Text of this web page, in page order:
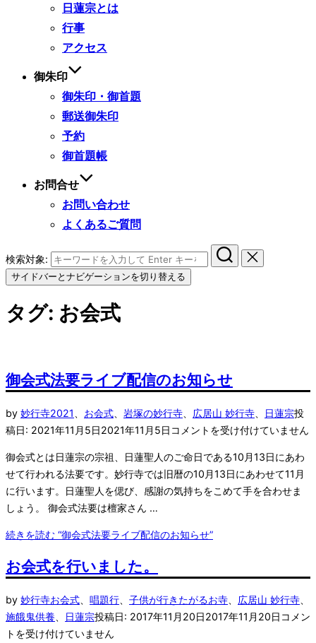
日蓮宗とは
行事
アクセス
御朱印
御朱印・御首題
郵送御朱印
予約
御首題帳
お問合せ
お問い合わせ
よくあるご質問
検索対象:
サイドバーとナビゲーションを切り替える
タグ: お会式
御会式法要ライブ配信のお知らせ
by 妙行寺2021 お会式 岩塚の妙行寺 広居山 妙行寺 日蓮宗投
稿日: 2021年11月5日2021年11月5日 コメントを受け付けていません
御会式とは日蓮宗の宗祖、日蓮聖人のご命日である10月13日にあわ
せて行われる法要です。妙行寺では旧暦の10月13日にあわせて11月
に行います。日蓮聖人を偲び、感謝の気持ちをこめて手を合わせま
しょう。 御会式法要は檀家さん …
続きを読む “御会式法要ライブ配信のお知らせ”
お会式を行いました。
by 妙行寺お会式 唱題行 子供が行きたがるお寺 広居山 妙行寺
施餓鬼供養
日蓮宗投稿日: 2017年11月20日2017年11月20日 コメン
トを受け付けていません